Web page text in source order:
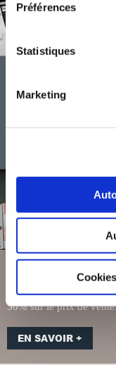
Préférences
Statistiques
Marketing
pas comment vous y
comment acheter un
OFFRE
LES
Vous êtes libraire et
catalogue pour les
possibilité de
30% sur le prix de
EN SAVOIR +